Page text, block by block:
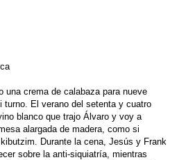
una crema de calabaza para nueve
turno. El verano del setenta y cuatro
blanco que trajo Álvaro y voy a
alargada de madera, como si
Durante la cena, Jesús y Frank
sobre la anti-siquiatría, mientras